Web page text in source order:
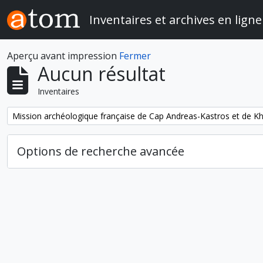
Skip to main content
Inventaires et archives en ligne
Aperçu avant impression Fermer
Aucun résultat
Inventaires
Remove filter:
Mission archéologique française de Cap Andreas-Kastros et de
Options de recherche avancée